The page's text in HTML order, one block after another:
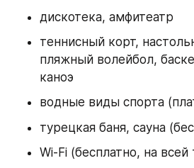
дискотека, амфитеатр
теннисный корт,
пляжный волейбол,
каноэ
водные виды спорта
турецкая баня, сауна
Wi-Fi (бесплатно, на